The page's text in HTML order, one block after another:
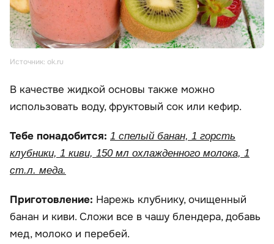
Источник: ok.ru
В качестве жидкой основы также можно
использовать воду, фруктовый сок или кефир.
Тебе понадобится: 1 спелый банан, 1 горсть
клубники, 1 киви, 150 мл охлажденного молока, 1
ст.л. меда.
Приготовление: Нарежь клубнику, очищенный
банан и киви. Сложи все в чашу блендера, добавь
мед, молоко и перебей.